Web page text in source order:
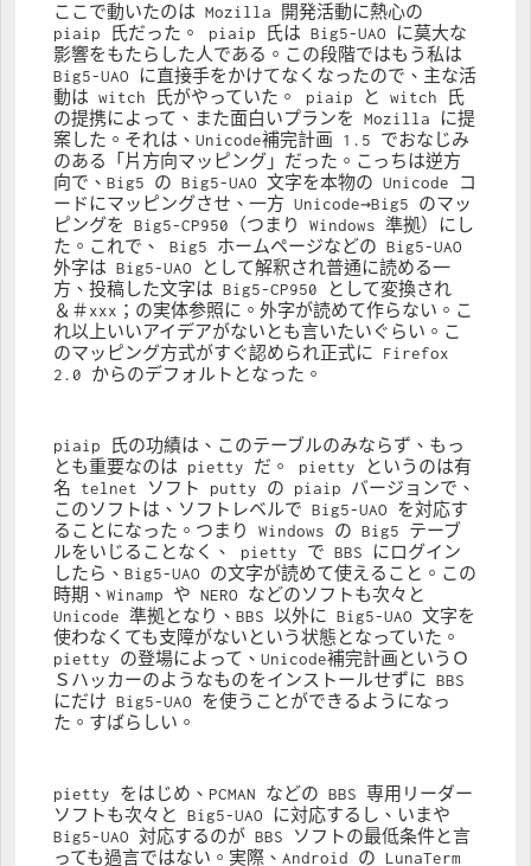
ここで動いたのは Mozilla 開発活動に熱心の
piaip 氏だった。 piaip 氏は Big5-UAO に莫大な
影響をもたらした人である。この段階ではもう私は
Big5-UAO に直接手をかけてなくなったので、主な活
動は witch 氏がやっていた。 piaip と witch 氏
の提携によって、また面白いプランを Mozilla に提
案した。それは、Unicode補完計画 1.5 でおなじみ
のある「片方向マッピング」だった。こっちは逆方
向で、Big5 の Big5-UAO 文字を本物の Unicode コ
ードにマッピングさせ、一方 Unicode→Big5 のマッ
ピングを Big5-CP950（つまり Windows 準拠）にし
た。これで、 Big5 ホームページなどの Big5-UAO
外字は Big5-UAO として解釈され普通に読める一
方、投稿した文字は Big5-CP950 として変換され
＆＃xxx；の実体参照に。外字が読めて作らない。こ
れ以上いいアイデアがないとも言いたいぐらい。こ
のマッピング方式がすぐ認められ正式に Firefox
2.0 からのデフォルトとなった。
piaip 氏の功績は、このテーブルのみならず、もっ
とも重要なのは pietty だ。 pietty というのは有
名 telnet ソフト putty の piaip バージョンで、
このソフトは、ソフトレベルで Big5-UAO を対応す
ることになった。つまり Windows の Big5 テーブ
ルをいじることなく、 pietty で BBS にログイン
したら、Big5-UAO の文字が読めて使えること。この
時期、Winamp や NERO などのソフトも次々と
Unicode 準拠となり、BBS 以外に Big5-UAO 文字を
使わなくても支障がないという状態となっていた。
pietty の登場によって、Unicode補完計画というＯ
Ｓハッカーのようなものをインストールせずに BBS
にだけ Big5-UAO を使うことができるようになっ
た。すばらしい。
pietty をはじめ、PCMAN などの BBS 専用リーダー
ソフトも次々と Big5-UAO に対応するし、いまや
Big5-UAO 対応するのが BBS ソフトの最低条件と言
っても過言ではない。実際、Android の LunaTerm